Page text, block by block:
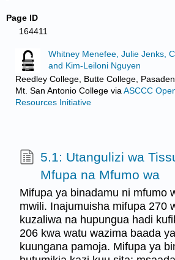
Page ID
164411
Whitney Menefee, Julie Jenks,
and Kim-Leiloni Nguyen
Reedley College, Butte College,
Mt. San Antonio Collegevia ASCCC
Resources Initiative
5.1: Utangulizi wa
Mfupa na Mfumo wa
Mifupa ya binadamu ni mfumo
mwili. Inajumuisha mifupa 270
kuzaliwa na hupungua hadi
206 kwa watu wazima baada
kuungana pamoja. Mifupa ya